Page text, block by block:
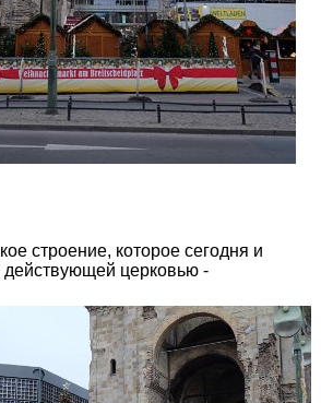
строение, которое сегодня и
действующей церковью -